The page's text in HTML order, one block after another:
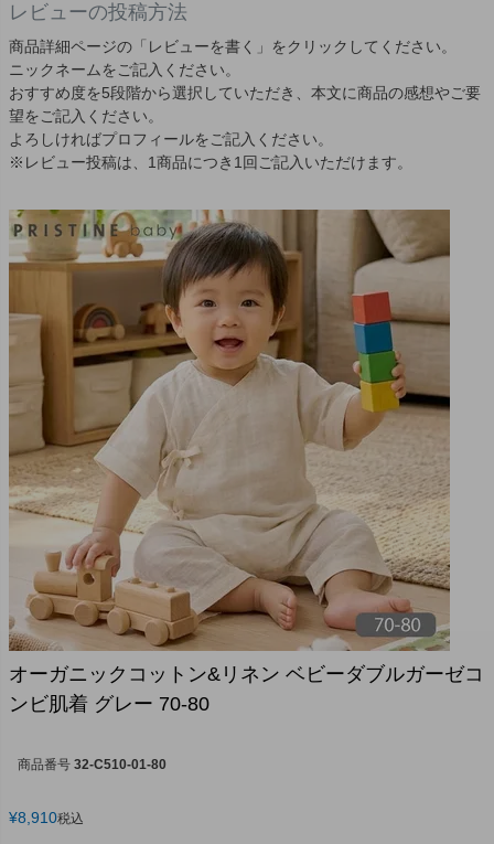
レビューの投稿方法
商品詳細ページの「レビューを書く」をクリックしてください。
ニックネームをご記入ください。
おすすめ度を5段階から選択していただき、本文に商品の感想やご要
望をご記入ください。
よろしければプロフィールをご記入ください。
※レビュー投稿は、1商品につき1回ご記入いただけます。
オーガニックコットン&リネン ベビーダブルガーゼコ
ンビ肌着 グレー 70-80
商品番号 32-C510-01-80
¥8,910税込